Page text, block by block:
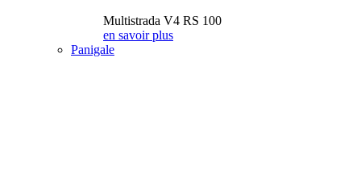
Multistrada V4 RS 100
en savoir plus
Panigale